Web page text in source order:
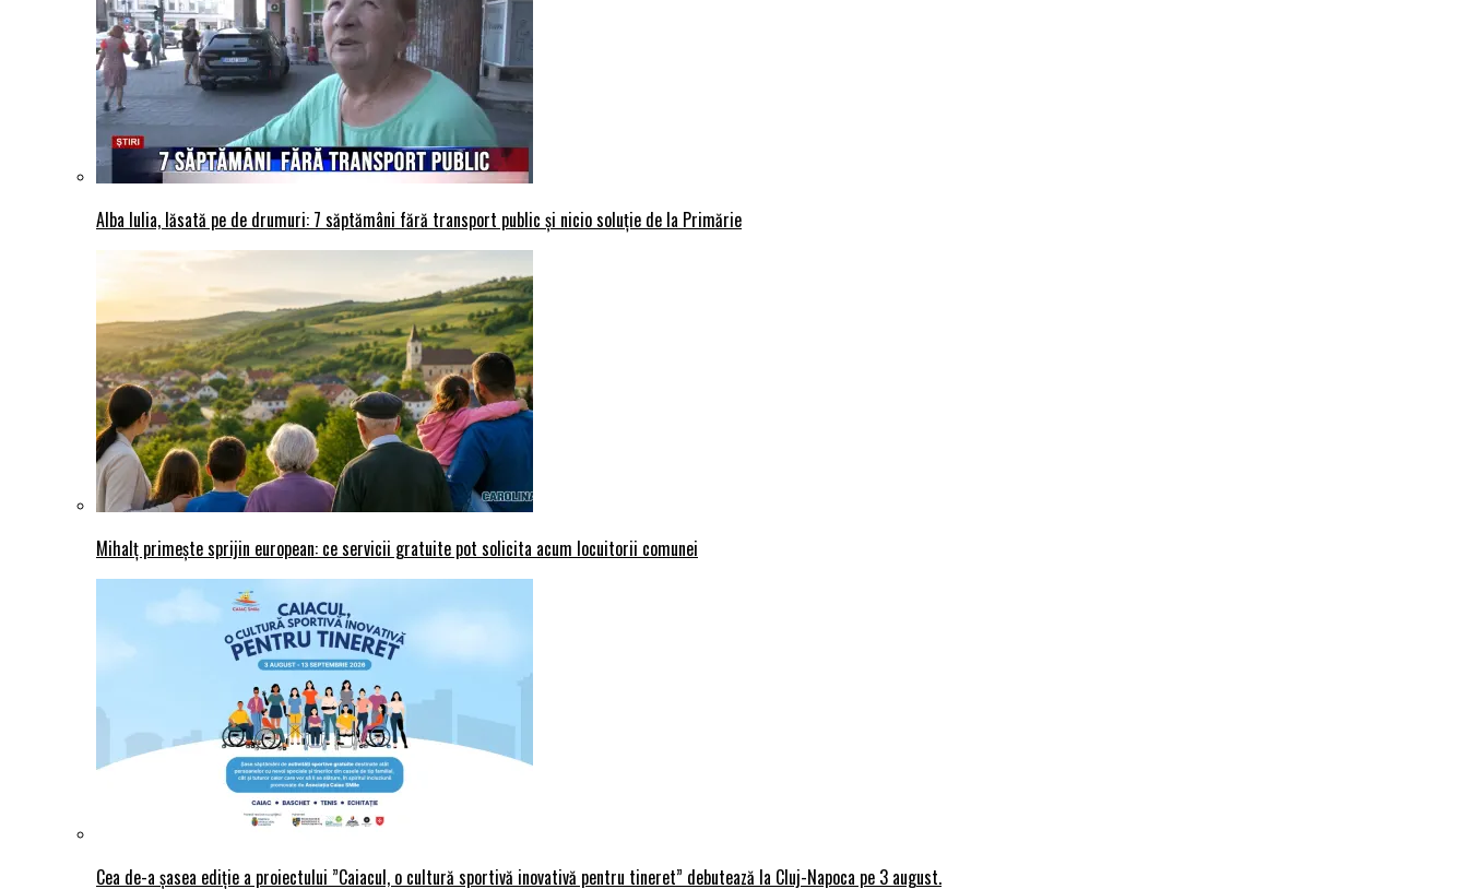
Alba Iulia, lăsată pe de drumuri: 7 săptămâni fără transport public și nicio soluție de la Primărie
Mihalț primește sprijin european: ce servicii gratuite pot solicita acum locuitorii comunei
Cea de-a șasea ediție a proiectului ”Caiacul, o cultură sportivă inovativă pentru tineret” debutează la Cluj-Napoca pe 3 august.